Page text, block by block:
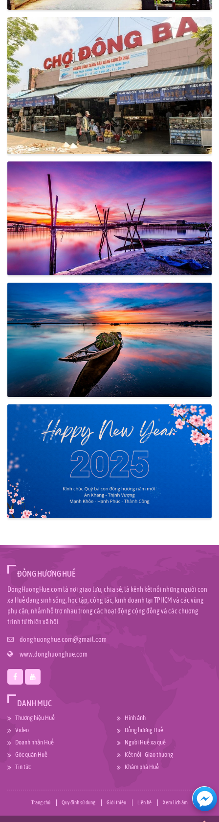
ĐỒNG HƯƠNG HUẾ
DongHuongHue.com là nơi giao lưu, chia sẻ, là kênh kết nối những người con
xa Huế đang sinh sống, học tập, công tác, kinh doanh tại TPHCM và các vùng
phụ cận, nhằm hỗ trợ nhau trong các hoạt động cộng đồng và các chương
trình từ thiện xã hội.
donghuonghue.com@gmail.com
www.donghuonghue.com
DANH MỤC
Thương hiệu Huế
Hình ảnh
Video
Đồng hương Huế
Doanh nhân Huế
Người Huế xa quê
Góc quán Huế
Kết nối - Giao thương
Tin tức
Khám phá Huế
Trang chủ Quy định sử dụng Giới thiệu Liên hệ Xem lịch âm